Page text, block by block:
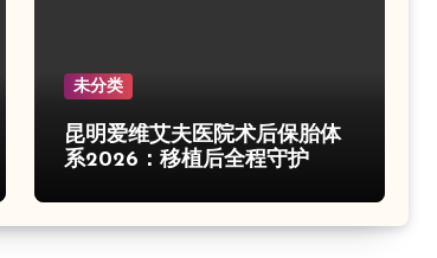
未分类
昆明爱维艾夫医院术后保胎体
系2026：移植后全程守护